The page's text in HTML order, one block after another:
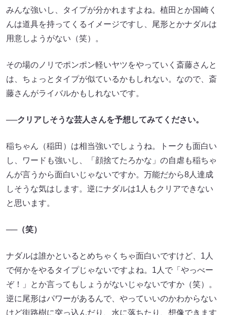
みんな強いし、タイプが分かれますよね。植田とか国崎​​く
んは道具を持ってくるイメージですし、尾形とか​​ナダルは
用意しようがない（笑）。
その場のノリでポンポン軽いヤツをやっていく斎藤さんと
は、ちょっとタイプが似ているかもしれない。なので、斎
藤さんがライバルかもしれないです。
──クリアしそうな芸人さんを予想してみてください。
稲ちゃん（稲田）は相当強いでしょうね。トークも面白い
し、ワードも強いし、「顔捨てたろかな」の自虐も稲ちゃ
んが言うから面白いじゃないですか。万能だから8人達成
しそうな気はします。逆にナダルは1人もクリアできない
と思います。
──（笑）
ナダルは誰かといるとめちゃくちゃ面白いですけど、1人
で何かをやるタイプじゃないですよね。1人で「やっべー
ぞ！」とか言ってもしょうがないじゃないですか（笑）。
逆に尾形はパワーがあるんで、やっていいのかわからない
けど街路樹に突っ込んだり、水に落ちたり、想像できます